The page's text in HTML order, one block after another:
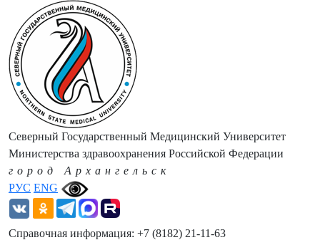
РУС ENG
Северный Государственный Медицинский Университет
Министерства здравоохранения Российской Федерации
город Архангельск
Справочная информация: +7 (8182) 21-11-63